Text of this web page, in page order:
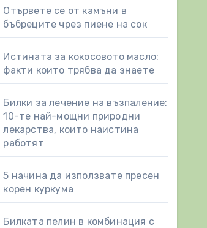
Отървете се от камъни в
бъбреците чрез пиене на сок
Истината за кокосовото масло:
факти които трябва да знаете
Билки за лечение на възпаление:
10-те най-мощни природни
лекарства, които наистина
работят
5 начина да използвате пресен
корен куркума
Билката пелин в комбинация с